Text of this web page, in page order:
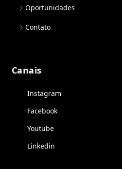
Oportunidades
Contato
Canais
Instagram
Facebook
Youtube
Linkedin